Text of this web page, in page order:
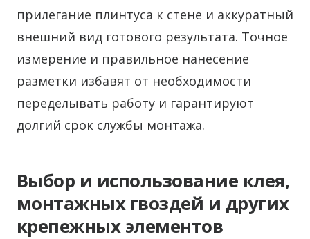
прилегание плинтуса к стене и аккуратный
внешний вид готового результата. Точное
измерение и правильное нанесение
разметки избавят от необходимости
переделывать работу и гарантируют
долгий срок службы монтажа.
Выбор и использование клея,
монтажных гвоздей и других
крепежных элементов